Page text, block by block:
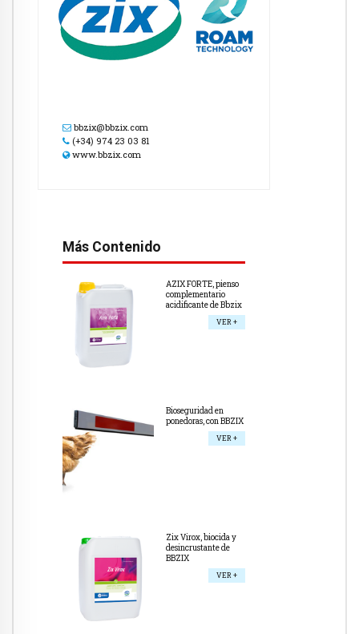
bbzix@bbzix.com
(+34) 974 23 03 81
www.bbzix.com
Más Contenido
AZIX FORTE, pienso
complementario
acidificante de Bbzix
VER +
Bioseguridad en
ponedoras, con BBZIX
VER +
Zix Virox, biocida y
desincrustante de
BBZIX
VER +